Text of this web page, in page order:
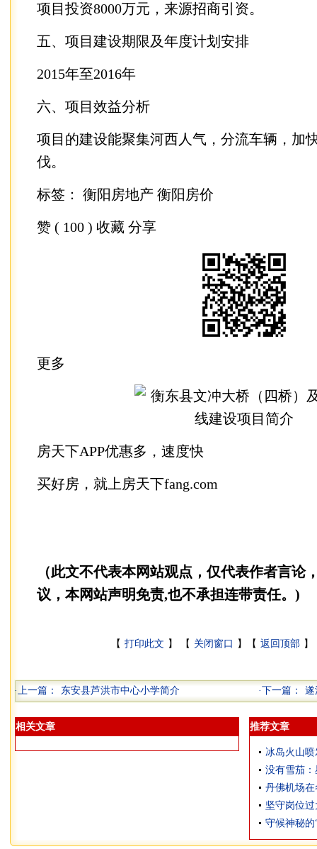
项目投资8000万元，来源招商引资。
五、项目建设期限及年度计划安排
2015年至2016年
六、项目效益分析
项目的建设能聚集河西人气，分流车辆，加
伐。
标签： 衡阳房地产 衡阳房价
赞 ( 100 ) 收藏 分享
更多
房天下APP优惠多，速度快
买好房，就上房天下fang.com
（此文不代表本网站观点，仅代表作者言论
议，本网站声明免责,也不承担连带责任。)
【 打印此文 】 【 关闭窗口 】【 返回顶部
·上一篇： 东安县芦洪市中心小学简介 ·下一篇： 遂
相关文章 推荐文章
冰岛火山
没有雪茄
丹佛机场
坚守岗位过
守候神秘的